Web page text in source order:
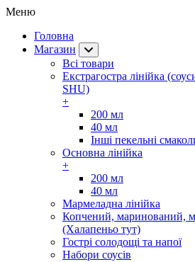
Меню
Головна
Магазин
Всі товари
Екстрагостра лінійка
SHU)
+
200 мл
40 мл
Інші пекельні
Основна лінійка
+
200 мл
40 мл
Мармеладна лінійка
Копчений, маринований,
(Халапеньо тут)
Гострі солодощі та напої
Набори соусів